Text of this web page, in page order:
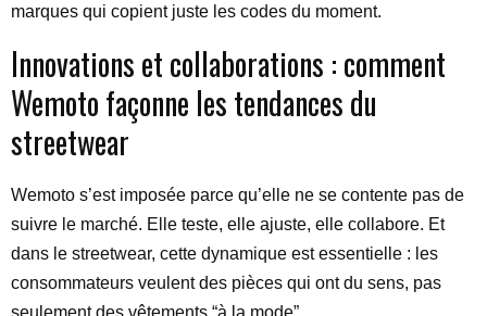
marques qui copient juste les codes du moment.
Innovations et collaborations : comment
Wemoto façonne les tendances du
streetwear
Wemoto s’est imposée parce qu’elle ne se contente pas de
suivre le marché. Elle teste, elle ajuste, elle collabore. Et
dans le streetwear, cette dynamique est essentielle : les
consommateurs veulent des pièces qui ont du sens, pas
seulement des vêtements “à la mode”.